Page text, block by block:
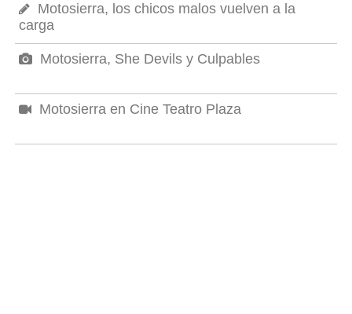
Motosierra, los chicos malos vuelven a la
carga
Motosierra, She Devils y Culpables
Motosierra en Cine Teatro Plaza